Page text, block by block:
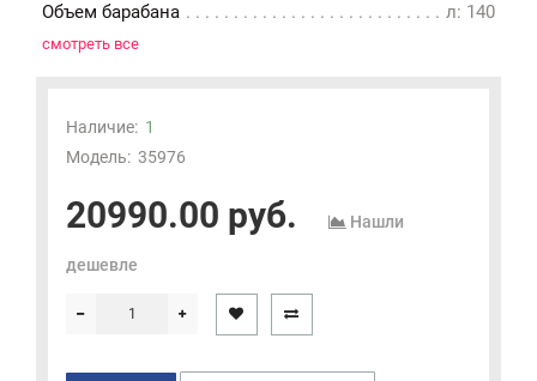
Объем барабана
л: 140
смотреть все
Наличие: 1
Модель: 35976
20990.00 руб. Нашли
дешевле